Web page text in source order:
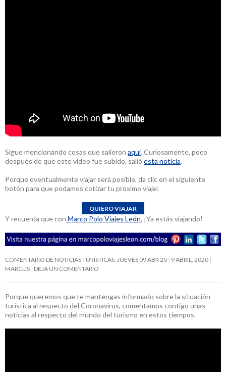
Sigue mencionando cosas que salieron aquí. Curiosamente, poco
después de que este video fue subido, salió esta noticia.
Porque eventualmente viajar será posible, da clic en el siguiente
botón para que podamos cotizar tu próximo viaje:
Y recuerda que con Marco Polo Viajes León, ¡Ya estás viajando!
COMENTARIO DE NOTICIAS TURÍSTICAS, JUEVES 09 ABR 20 9 ABRIL, 2020
MARCUS DEJA UN COMENTARIO
Porque queremos que te mantengas informado sobre la situación
turística al respecto del Coronavirus, comentamos contigo unas
noticias al respecto del mundo del turismo en estos tiempos.